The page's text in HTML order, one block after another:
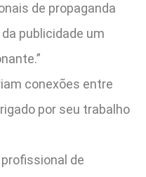
de propaganda
publicidade um
conexões entre
por seu trabalho
de